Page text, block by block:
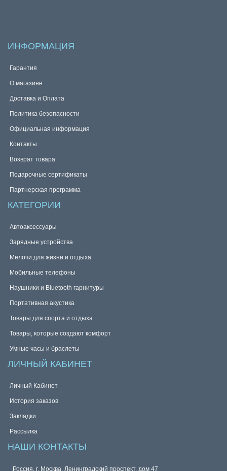
ИНФОРМАЦИЯ
Гарантия
О магазине
Доставка и Оплата
Политика безопасности
Официальная информация
Контакты
Возврат товара
Подарочные сертификаты
Партнерская программа
КАТЕГОРИИ
Автоаксессуары
Зарядные устройства
Мелочи для жизни и отдыха
Мобильные телефоны
Наушники и Bluetooth гарнитуры
Портативная акустика
Товары для спорта и отдыха
Товары, которые создают комфорт
Умные часы и браслеты
ЛИЧНЫЙ КАБИНЕТ
Личный Кабинет
История заказов
Закладки
Рассылка
НАШИ КОНТАКТЫ
Россия, г. Москва. Ленинградский проспект, дом 47